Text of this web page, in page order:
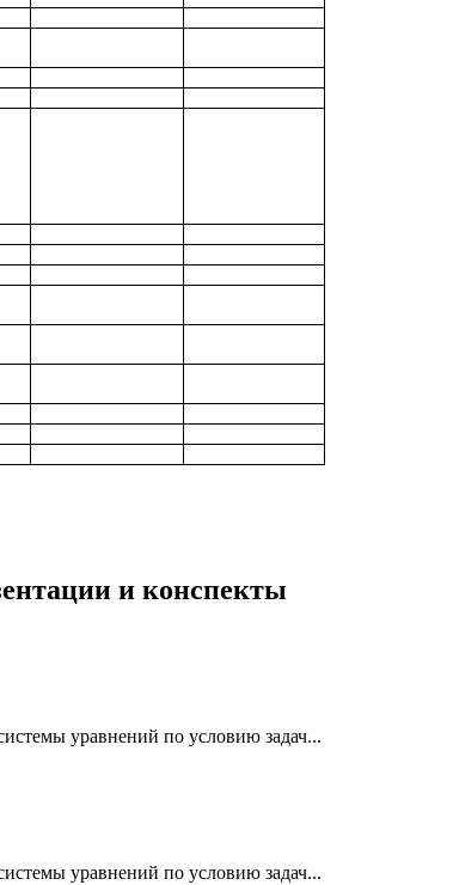
и конспекты
уравнений по условию задач...
уравнений по условию задач...